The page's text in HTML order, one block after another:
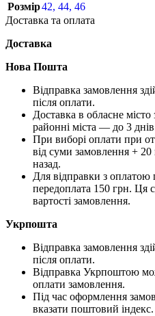
Розмір42, 44, 46
Доставка та оплата
Доставка
Нова Пошта
Відправка замовлення
після оплати.
Доставка в обласне
районні міста — до 3
При виборі оплати при
від суми замовлення + 20
назад.
Для відправки з оплатою
передоплата 150 грн. Ця
вартості замовлення.
Укрпошта
Відправка замовлення
після оплати.
Відправка Укрпоштою
оплати замовлення.
Під час оформлення
вказати поштовий індекс.